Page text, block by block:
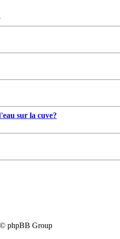
sur la cuve?
phpBB Group